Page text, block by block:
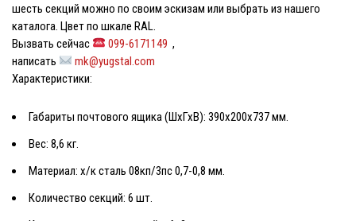
шесть секций можно по своим эскизам или выбрать из нашего
каталога. Цвет по шкале RAL.
Вызвать сейчас
099-6171149 ,
написать
mk@yugstal.com
Характеристики:
Габариты почтового ящика (ШхГхВ): 390х200х737 мм.
Вес: 8,6 кг.
Материал: х/к сталь 08кп/3пс 0,7-0,8 мм.
Количество секций: 6 шт.